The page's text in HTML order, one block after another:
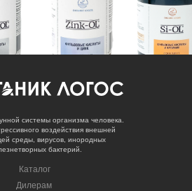
системы организма человека.
воздействия внешней
среды, вирусов, инородных
бактерий.
Каталог
Дилерам